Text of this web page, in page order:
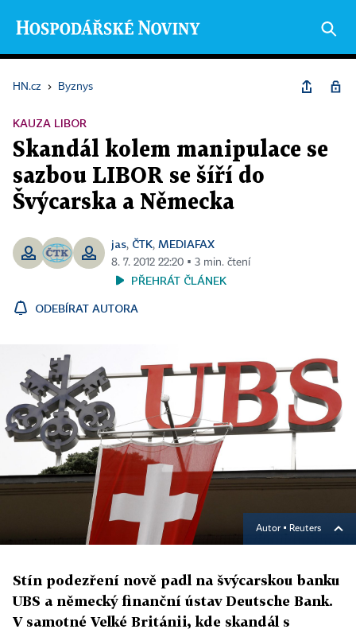
HN.cz › Byznys
KAUZA LIBOR
Skandál kolem manipulace se
sazbou LIBOR se šíří do
Švýcarska a Německa
jas, ČTK, MEDIAFAX
8. 7. 2012 22:20 ▪ 3 min. čtení
PŘEHRÁT ČLÁNEK
ODEBÍRAT AUTORA
Autor ▪ Reuters
Stín podezření nově padl na švýcarskou banku
UBS a německý finanční ústav Deutsche Bank.
V samotné Velké Británii, kde skandál s